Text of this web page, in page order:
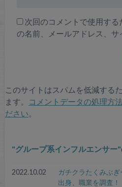
次回のコメントで使用す
の名前、メールアドレス、サ
このサイトはスパムを低減する
ます。
コメントデータの処理方
ださい。
グループ系インフルエンサー
2022.10.02
ガチクラたくみぶぎ
出身、職業を調査！